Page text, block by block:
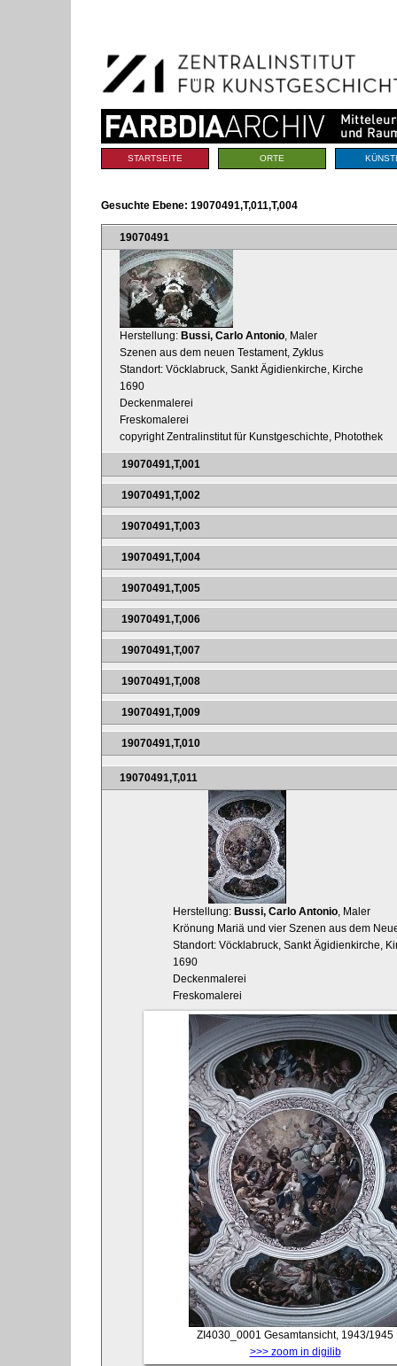
Navigation
Sektionen
STARTSEITE ORTE
Gesuchte Ebene: 19070491,T,011,T,004
19070491
Herstellung: Bussi, Carlo Antonio , Maler
Szenen aus dem neuen Testament, Zyklus
Standort: Vöcklabruck, Sankt Ägidienkirche, Kirche
1690
Deckenmalerei
Freskomalerei
copyright Zentralinstitut für Kunstgeschichte, Photothek
19070491,T,001
19070491,T,002
19070491,T,003
19070491,T,004
19070491,T,005
19070491,T,006
19070491,T,007
19070491,T,008
19070491,T,009
19070491,T,010
19070491,T,011
Herstellung: Bussi, Carlo Antonio, Maler
Krönung Mariä und vier Szenen aus dem
Standort: Vöcklabruck, Sankt Ägidienkirche,
1690
Deckenmalerei
Freskomalerei
ZI4030_0001 Gesamtansicht, 1943/1945
>>> zoom in digilib